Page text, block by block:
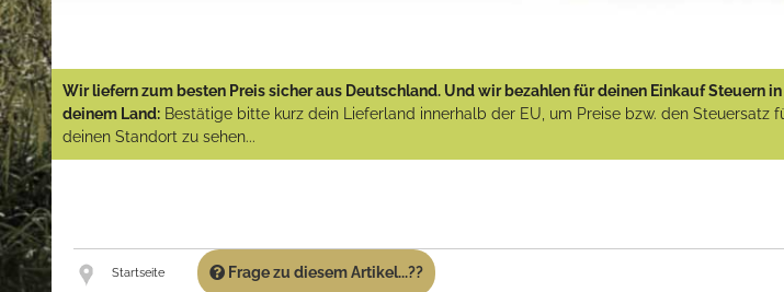
Wir liefern zum besten Preis sicher aus Deutschland. Und wir bezahlen für deinen Einkauf Steuern in
deinem Land: Bestätige bitte kurz dein Lieferland innerhalb der EU, um Preise bzw. den Steuersatz
deinen Standort zu sehen...
Startseite Frage zu diesem Artikel...??